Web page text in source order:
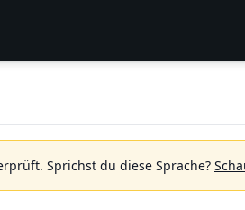
Sprichst du diese Sprache?